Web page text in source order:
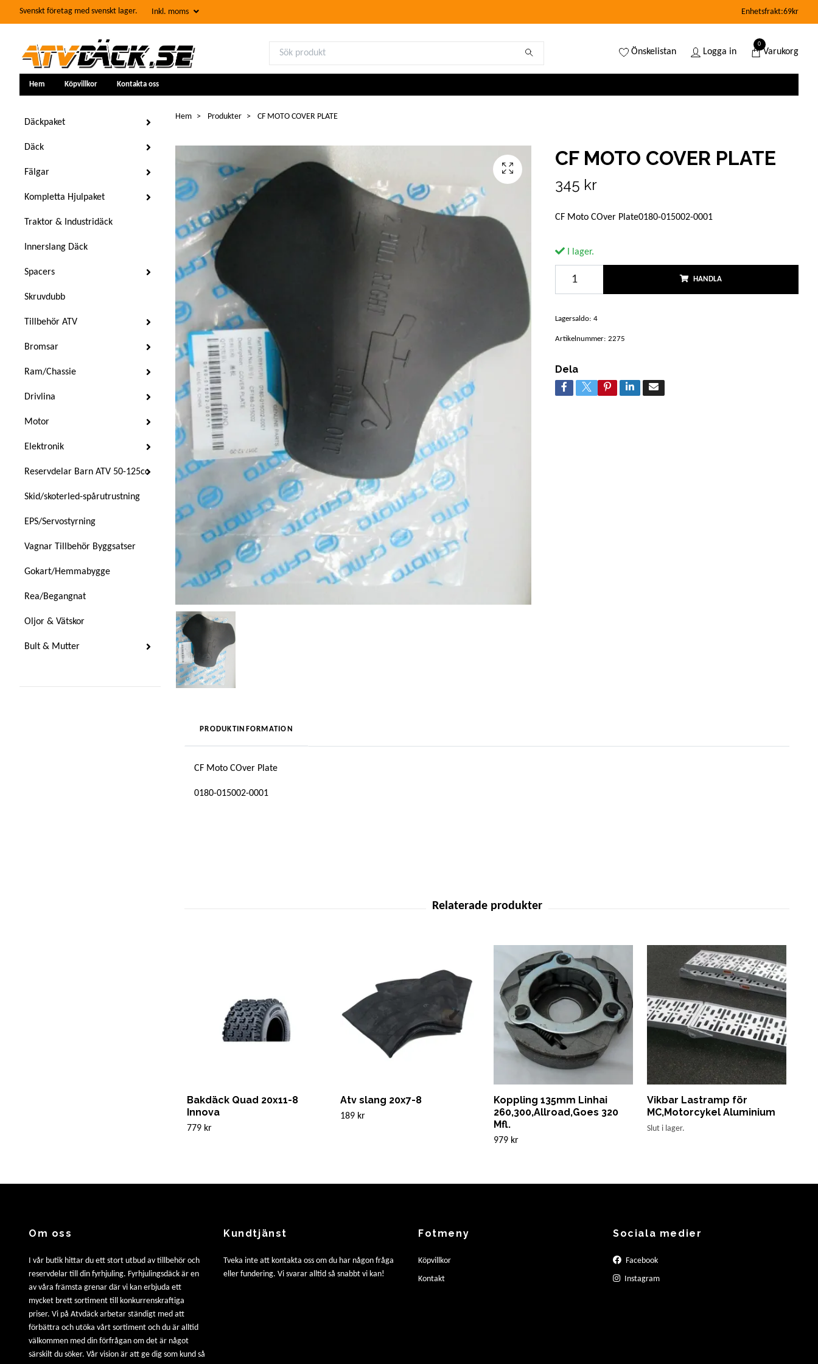
Svenskt företag med svenskt lager. Inkl. moms Enhetsfrakt:69kr
Önskelistan Logga in
0
Varukorg
Hem Köpvillkor Kontakta oss
Däckpaket
Däck
Fälgar
Kompletta Hjulpaket
Traktor & Industridäck
Innerslang Däck
Spacers
Skruvdubb
Tillbehör ATV
Bromsar
Ram/Chassie
Drivlina
Motor
Elektronik
Reservdelar Barn ATV 50-125cc
Skid/skoterled-spårutrustning
EPS/Servostyrning
Vagnar Tillbehör Byggsatser
Gokart/Hemmabygge
Rea/Begangnat
Oljor & Vätskor
Bult & Mutter
Hem Produkter CF MOTO COVER PLATE
CF MOTO COVER PLATE
345 kr
CF Moto COver Plate0180-015002-0001
I lager.
HANDLA
Lagersaldo: 4
Artikelnummer: 2275
Dela
PRODUKTINFORMATION
CF Moto COver Plate
0180-015002-0001
Bakdäck Quad 20x11-8
Innova
779 kr
Atv slang 20x7-8
189 kr
Koppling 135mm Linhai
260,300,Allroad,Goes 320
Mfl.
979 kr
Vikbar Lastramp för
MC,Motorcykel Aluminium
Slut i lager.
Om oss
I vår butik hittar du ett stort utbud av tillbehör och
reservdelar till din fyrhjuling. Fyrhjulingsdäck är en
av våra främsta grenar där vi kan erbjuda ett
mycket brett sortiment till konkurrenskraftiga
priser. Vi på Atvdäck arbetar ständigt med att
förbättra och utöka vårt sortiment och du är alltid
välkommen med din förfrågan om det är något
särskilt du söker. Vår vision är att ge dig som kund så
Kundtjänst
Tveka inte att kontakta oss om du har någon fråga
eller fundering. Vi svarar alltid så snabbt vi kan!
Fotmeny
Köpvillkor
Kontakt
Sociala medier
Facebook
Instagram